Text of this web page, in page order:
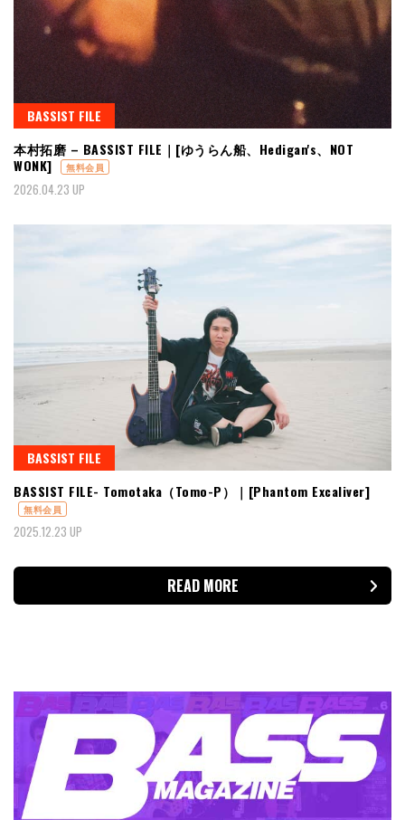
BASSIST FILE
本村拓磨 – BASSIST FILE｜[ゆうらん船、Hedigan's、NOT
WONK]
無料会員
2026.04.23 UP
BASSIST FILE
BASSIST FILE- Tomotaka（Tomo-P）｜[Phantom Excaliver]
無料会員
2025.12.23 UP
READ MORE